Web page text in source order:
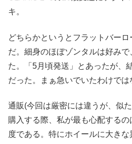
キ。
どちらかというとフラットバーロ
だ。細身のほぼゾンタルは好み
た。「5月頃発送」とあったが、
だった。まぁ急いでいたわけでは
通販(今回は厳密には違うが、似
購入する際、私が最も心配する
度である。特にホイールに大き